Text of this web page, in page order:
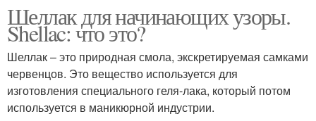
Шеллак для начинающих узоры.
Shellac: что это?
Шеллак – это природная смола, экскретируемая самками
червенцов. Это вещество используется для
изготовления специального геля-лака, который потом
используется в маникюрной индустрии.